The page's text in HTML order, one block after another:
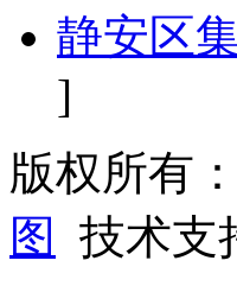
静安区
]
版权所有：
图
技术支